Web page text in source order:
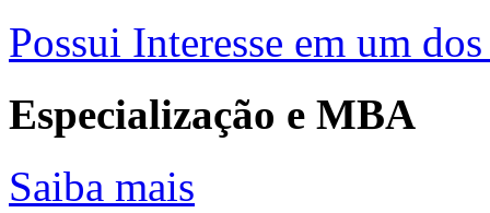
Possui Interesse em um
Especialização e MBA
Saiba mais